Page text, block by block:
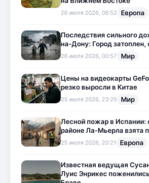
26 июля 2026, 06:52 Европа
Последствия сильного
на-Дону: Город затоплен,
26 июля 2026, 00:57 Мир
Цены на видеокарты
резко выросли в Китае
25 июля 2026, 23:25 Мир
Лесной пожар в Испании:
районе Ла-Мьерла взята
25 июля 2026, 20:21 Европа
Известная ведущая
Луис Энрикес